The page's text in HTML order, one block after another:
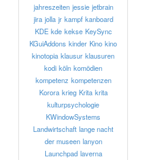
jahreszeiten jessie jetbrain
jira jolla jr kampf kanboard
KDE kde kekse KeySync
KGuiAddons kinder Kino kino
kinotopia klausur klausuren
kodi köln komödien
kompetenz kompetenzen
Korora krieg Krita krita
kulturpsychologie
KWindowSystems
Landwirtschaft lange nacht
der museen lanyon
Launchpad laverna